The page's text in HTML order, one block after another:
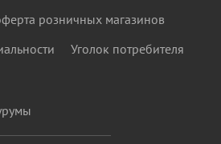
розничных магазинов
Уголок потребителя